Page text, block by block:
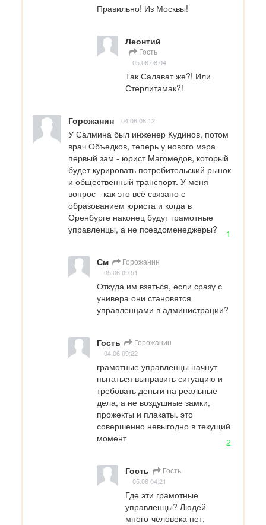
Правильно! Из Москвы!
Леонтий
Гость
05.06 06:04
Так Салават же?! Или
Стерлитамак?!
Горожанин 04.06 08:12
У Салмина был инженер Кудинов, потом
врач Объедков, теперь у нового мэра
первый зам - юрист Магомедов, который
будет курировать потребительский рынок
и общественный транспорт. У меня
вопрос - как это всё связано с
образованием юриста и когда в
Оренбурге наконец будут грамотные
управленцы, а не псевдоменеджеры?
1
См Горожанин
05.06 09:51
Откуда им взяться, если сразу с
универа они становятся
управленцами в администрации?
Гость Горожанин
04.06 09:22
грамотные управленцы начнут
пытаться выправить ситуацию и
требовать деньги на реальные
дела, а не воздушные замки,
прожекты и плакаты. это
совершенно невыгодно в текущий
момент
2
Гость Гость
05.06 04:21
Где эти грамотные
управленцы? Людей
много-человека нет.